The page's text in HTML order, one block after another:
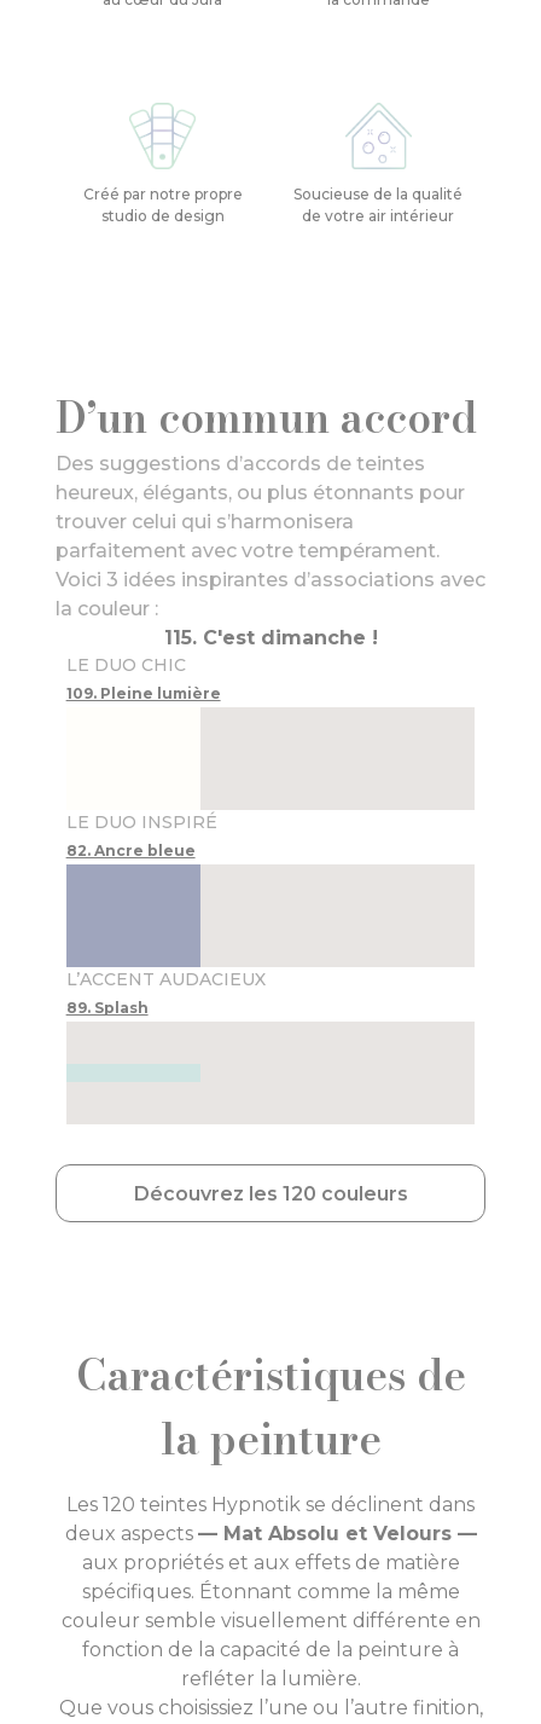
Créé par notre propre
studio de design
Soucieuse de la qualité
de votre air intérieur
Découvrez les 120 couleurs
D’un commun accord
Des suggestions d’accords de teintes
heureux, élégants, ou plus étonnants pour
trouver celui qui s’harmonisera
parfaitement avec votre tempérament.
Voici 3 idées inspirantes d’associations avec
la couleur :
115. C'est dimanche !
LE DUO CHIC
109. Pleine lumière
LE DUO INSPIRÉ
82. Ancre bleue
L’ACCENT AUDACIEUX
89. Splash
Caractéristiques de
la peinture
Les 120 teintes Hypnotik se déclinent dans
deux aspects — Mat Absolu et Velours —
aux propriétés et aux effets de matière
spécifiques. Étonnant comme la même
couleur semble visuellement différente en
fonction de la capacité de la peinture à
refléter la lumière.
Que vous choisissiez l’une ou l’autre finition,